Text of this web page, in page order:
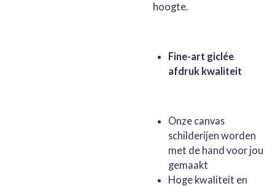
hoogte.
Fine-art giclée
afdruk kwaliteit
Onze canvas
schilderijen worden
met de hand voor jou
gemaakt
Hoge kwaliteit en